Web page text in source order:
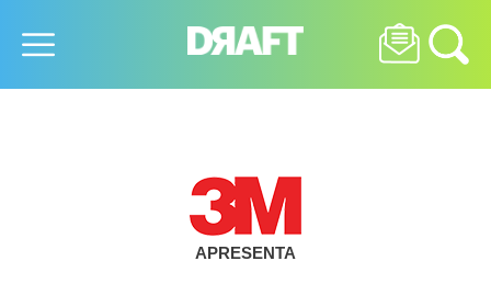
APRESENTA